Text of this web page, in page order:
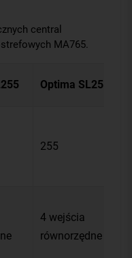
central
MA765.
Optima SL255R
255
4 wejścia
równorzędne